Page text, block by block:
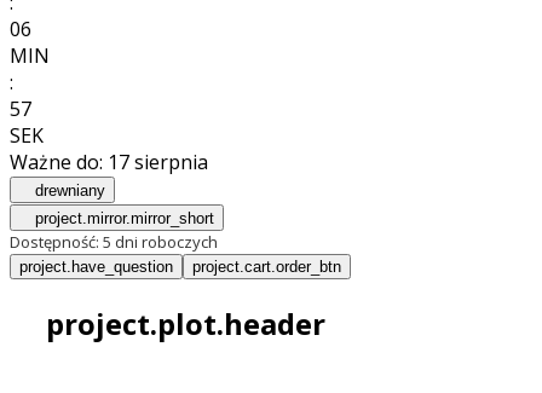
06
MIN
:
55
SEK
Ważne do: 17 sierpnia
drewniany
project.mirror.mirror_short
Dostępność: 5 dni roboczych
project.have_question project.cart.order_btn
project.plot.header